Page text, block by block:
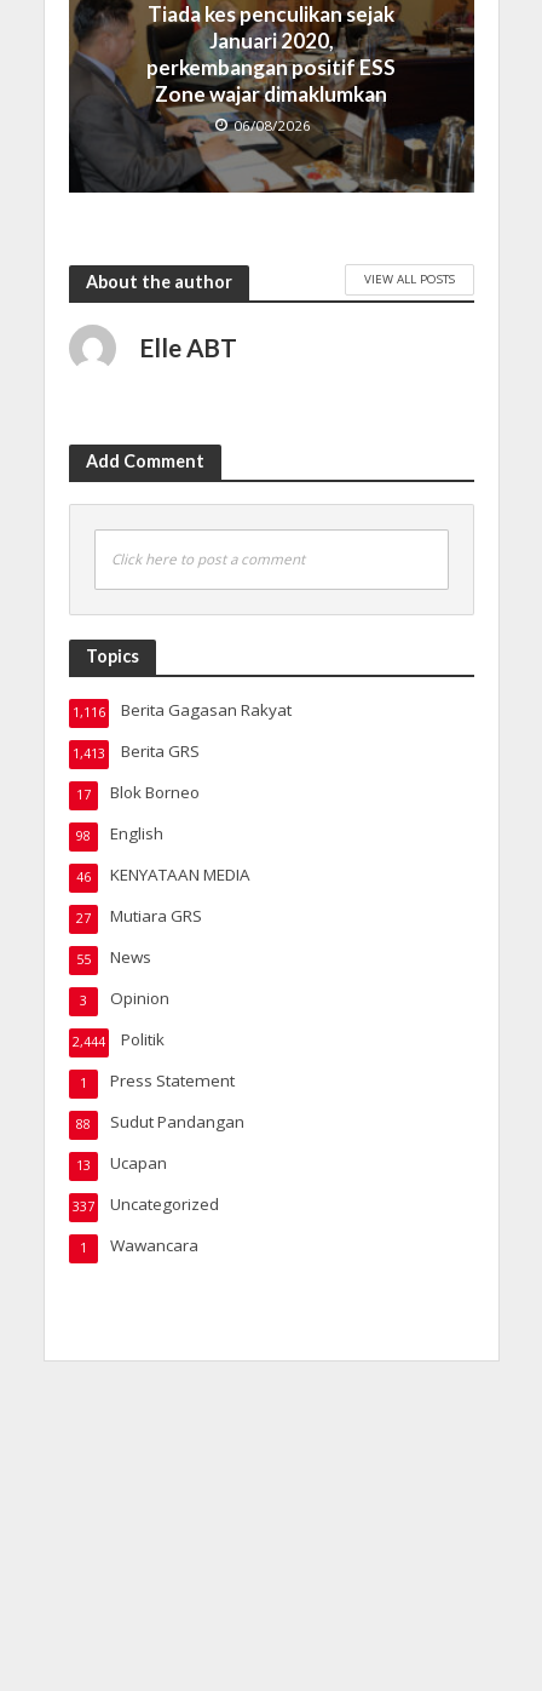
Tiada kes penculikan sejak
Januari 2020,
perkembangan positif ESS
Zone wajar dimaklumkan
06/08/2026
About the author VIEW ALL POSTS
Elle ABT
Add Comment
Click here to post a comment
Topics
Berita Gagasan Rakyat
1,116
Berita GRS
1,413
Blok Borneo
17
English
98
KENYATAAN MEDIA
46
Mutiara GRS
27
News
55
Opinion
3
Politik
2,444
Press Statement
1
Sudut Pandangan
88
Ucapan
13
Uncategorized
337
Wawancara
1